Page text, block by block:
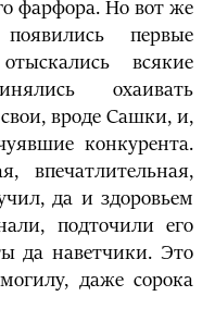
фарфора. Но вот же
первые
всякие
охаивать
вроде Сашки, и,
конкурента.
да и здоровьем
подточили его
да наветчики. Это
даже сорока